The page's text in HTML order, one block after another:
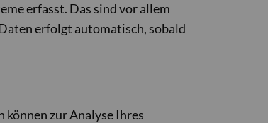
erfasst. Das sind vor allem
erfolgt automatisch, sobald
zur Analyse Ihres